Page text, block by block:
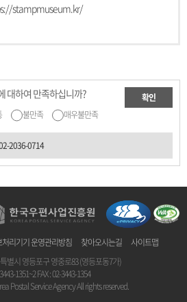
stampmuseum.kr/
대하여 만족하십니까?
불만족 매우불만족
확인
2036-0714
리기기 운영관리방침 찾아오시는길
사이트맵
별시 영등포구 영중로83 (영등포동7가)
1351~2FAX : 02-3443-1354
Postal Service Agency All rights reserved.